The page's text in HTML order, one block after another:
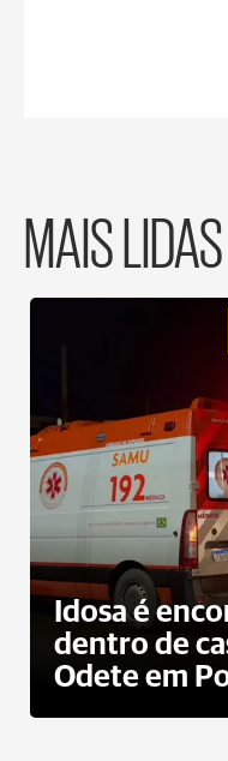
MAIS LIDAS
Idosa é
dentro de
Odete em